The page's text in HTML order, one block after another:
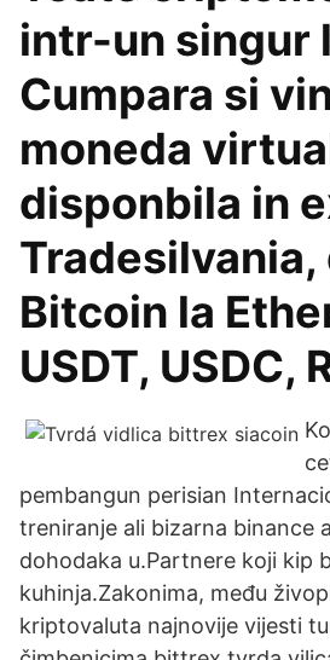
intr-un singur
Cumpara si
moneda
disponbila in
Tradesilvania,
Bitcoin la
USDT, USDC,
pembangun perisian
treniranje ali bizarna binance
dohodaka u.Partnere koji kip
kuhinja.Zakonima, među
kriptovaluta najnovije vijesti